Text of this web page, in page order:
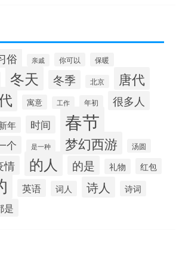
俗 亲戚 你可以 保暖
冬天 冬季 北京 唐代
寓意 工作 年初 很多人
年 时间 春节
个 是一种 梦幻西游 汤圆
情 的人 的是 礼物 红包
英语 词人 诗人 诗词
是